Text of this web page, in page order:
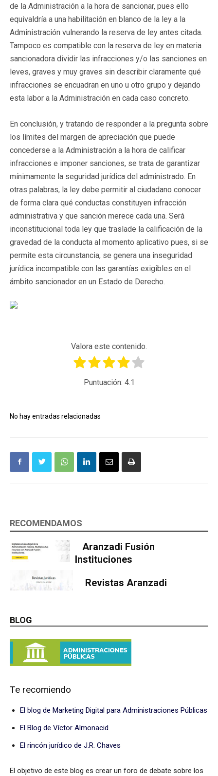
de la Administración a la hora de sancionar, pues ello
equivaldría a una habilitación en blanco de la ley a la
Administración vulnerando la reserva de ley antes citada.
Tampoco es compatible con la reserva de ley en materia
sancionadora dividir las infracciones y/o las sanciones en
leves, graves y muy graves sin describir claramente qué
infracciones se encuadran en uno u otro grupo y dejando
esta labor a la Administración en cada caso concreto.
En conclusión, y tratando de responder a la pregunta sobre
los límites del margen de apreciación que puede
concederse a la Administración a la hora de calificar
infracciones e imponer sanciones, se trata de garantizar
mínimamente la seguridad jurídica del administrado. En
otras palabras, la ley debe permitir al ciudadano conocer
de forma clara qué conductas constituyen infracción
administrativa y que sanción merece cada una. Será
inconstitucional toda ley que traslade la calificación de la
gravedad de la conducta al momento aplicativo pues, si se
permite esta circunstancia, se genera una inseguridad
jurídica incompatible con las garantías exigibles en el
ámbito sancionador en un Estado de Derecho.
Valora este contenido.
Puntuación: 4.1
No hay entradas relacionadas
RECOMENDAMOS
Aranzadi Fusión
Instituciones
Revistas Aranzadi
BLOG
Te recomiendo
El blog de Marketing Digital para Administraciones Públicas
El Blog de Víctor Almonacid
El rincón jurídico de J.R. Chaves
El objetivo de este blog es crear un foro de debate sobre los